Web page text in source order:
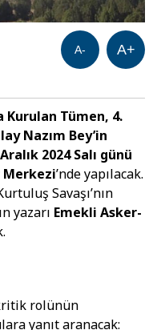
A+
A-
Kurulan Tümen, 4.
Nazım Bey’in
2024 Salı günü
Merkezi’nde yapılacak.
Savaşı’nın
yazarı Emekli Asker-
rolünün
yanıt aranacak: